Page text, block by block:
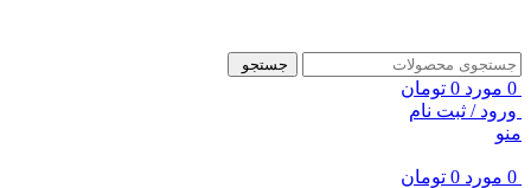
جستجو
0 مورد 0 تومان
ورود / ثبت نام
منو
0 مورد 0 تومان